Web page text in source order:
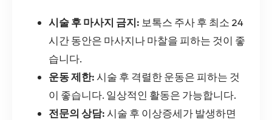
시술 후 마사지 금지: 보톡스 주사 후 최소 24
시간 동안은 마사지나 마찰을 피하는 것이 좋
습니다.
운동 제한:시술 후 격렬한 운동은 피하는 것
이 좋습니다. 일상적인 활동은 가능합니다.
전문의 상담:시술 후 이상증세가 발생하면